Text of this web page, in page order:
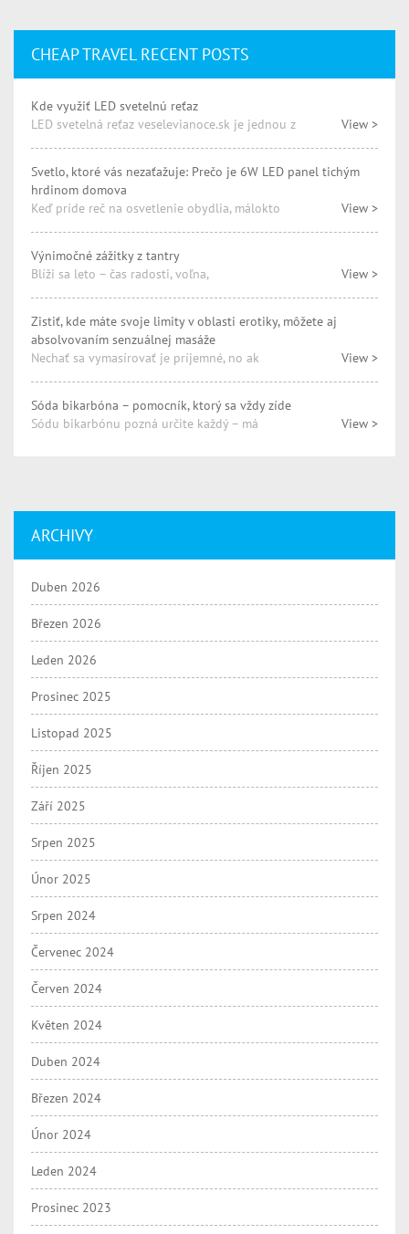
CHEAP TRAVEL RECENT POSTS
Kde využiť LED svetelnú reťaz
LED svetelná reťaz veselevianoce.sk je jednou z
View >
Svetlo, ktoré vás nezaťažuje: Prečo je 6W LED panel tichým
hrdinom domova
Keď príde reč na osvetlenie obydlia, málokto
View >
Výnimočné zážitky z tantry
Blíži sa leto – čas radosti, voľna,
View >
Zistiť, kde máte svoje limity v oblasti erotiky, môžete aj
absolvovaním senzuálnej masáže
Nechať sa vymasírovať je príjemné, no ak
View >
Sóda bikarbóna – pomocník, ktorý sa vždy zíde
Sódu bikarbónu pozná určite každý – má
View >
ARCHIVY
Duben 2026
Březen 2026
Leden 2026
Prosinec 2025
Listopad 2025
Říjen 2025
Září 2025
Srpen 2025
Únor 2025
Srpen 2024
Červenec 2024
Červen 2024
Květen 2024
Duben 2024
Březen 2024
Únor 2024
Leden 2024
Prosinec 2023